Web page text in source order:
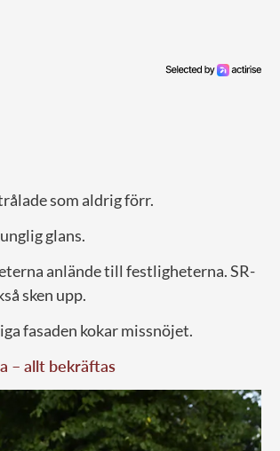
som aldrig förr.
glans.
anlände till festligheterna. SR-
sken upp.
fasaden kokar missnöjet.
– allt bekräftas